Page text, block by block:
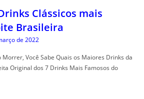
Clássicos mais
Brasileira
de 2022
Morrer, Você Sabe Quais os Maiores Drinks da
Original dos 7 Drinks Mais Famosos do